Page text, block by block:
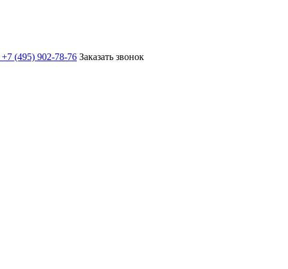
+7 (495) 902-78-76 Заказать звонок